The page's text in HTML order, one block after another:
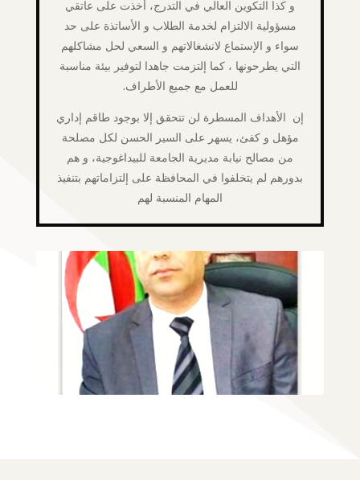
و كذا التكوين العالي في التدرج، أخذت على عاتقي
مسؤولية الالتزام لخدمة الطلاب و الأساتذة على حد
سواء و الإستماع لانشغالاتهم و السعي لحل مشاكلهم
التي يطرحونها ، كما إلتزمت جاهدا لتوفير بيئة مناسبة
للعمل مع جميع الأطراف.
إن الأهداف المسطرة لن تتحقق إلا بوجود طاقم إداري
مؤهل و كفئ، يسهر على السير الحسن لكل مصلحة
من مصالح نيابة مديرية الجامعة للبيداغوجية، و هم
بدورهم لم يتخلفوا في المحافظة على إلتزاماتهم بتنفيذ
المهام المنسبة لهم